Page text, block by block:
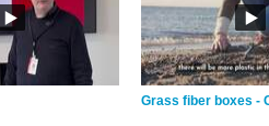
Grass fiber boxes -